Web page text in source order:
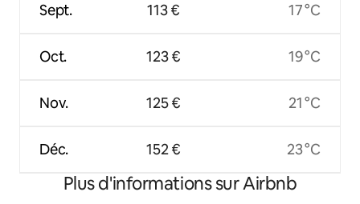
Sept.
Oct.
Nov.
Déc.
113 €
123 €
125 €
152 €
17 °C
19 °C
21 °C
23 °C
Plus d'informations sur Airbnb